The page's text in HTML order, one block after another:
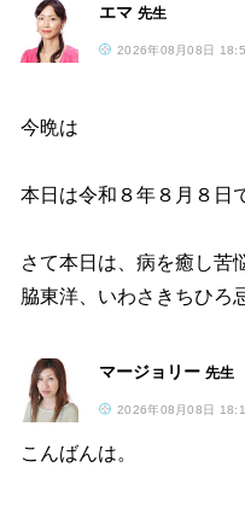
エマ 先生
2026年08月08日
今晩は
本日は令和８年８月８日
さて本日は、病を癒し苦
脇東洋、いわさきちひろ
マージョリー 先生
2026年08月08日
こんばんは。